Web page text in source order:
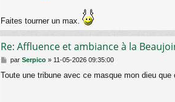
e
Faites tourner un max.
Re: Affluence et ambiance à la
M
s
par Serpico» 11-05-2026 09:35:00
Toute une tribune avec ce masque mon dieu que